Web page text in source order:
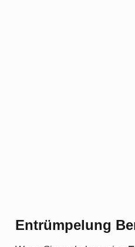
Entrümpelung